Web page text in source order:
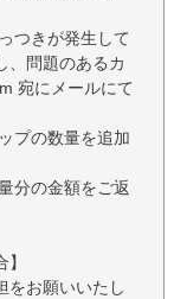
つきが発生して
、問題のあるカ
宛にメールにて
プの数量を追加
分の金額をご返
をお願いいたし